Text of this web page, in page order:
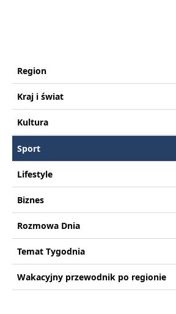
Region
Kraj i świat
Kultura
Sport
Lifestyle
Biznes
Rozmowa Dnia
Temat Tygodnia
Wakacyjny przewodnik po regionie